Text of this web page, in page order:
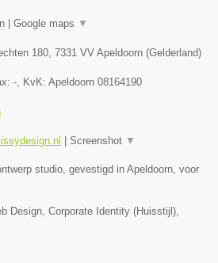
Google maps ▼
180 7331 VV Apeldoorn (Gelderland)
- , KvK: Apeldoorn 08164190
Screenshot ▼
studio, gevestigd in Apeldoorn, voor
Design, Corporate Identity (Huisstijl),